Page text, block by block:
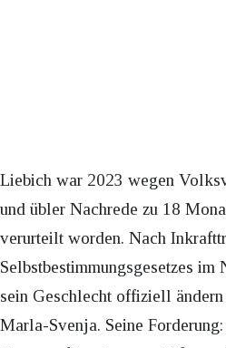
Liebich war 2023 wegen
und übler Nachrede zu 18
verurteilt worden. Nach
Selbstbestimmungsgesetzes
sein Geschlecht offiziell
Marla-Svenja. Seine